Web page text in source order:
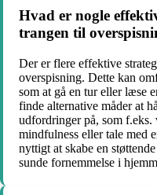
Hvad er nogle
trangen til
Der er flere effektive
overspisning. Dette kan
som at gå en tur eller læse
finde alternative måder at
udfordringer på, som
mindfulness eller tale med
nyttigt at skabe en
sunde fornemmelse i